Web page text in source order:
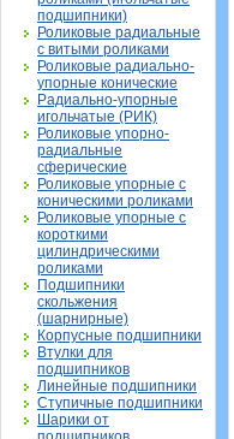
подшипники)
Роликовые радиальные
с витыми роликами
Роликовые радиально-
упорные конические
Радиально-упорные
игольчатые (РИК)
Роликовые упорно-
радиальные
сферические
Роликовые упорные с
коническими роликами
Роликовые упорные с
короткими
цилиндрическими
роликами
Подшипники
скольжения
(шарнирные)
Корпусные подшипники
Втулки для
подшипников
Линейные подшипники
Ступичные подшипники
Шарики от